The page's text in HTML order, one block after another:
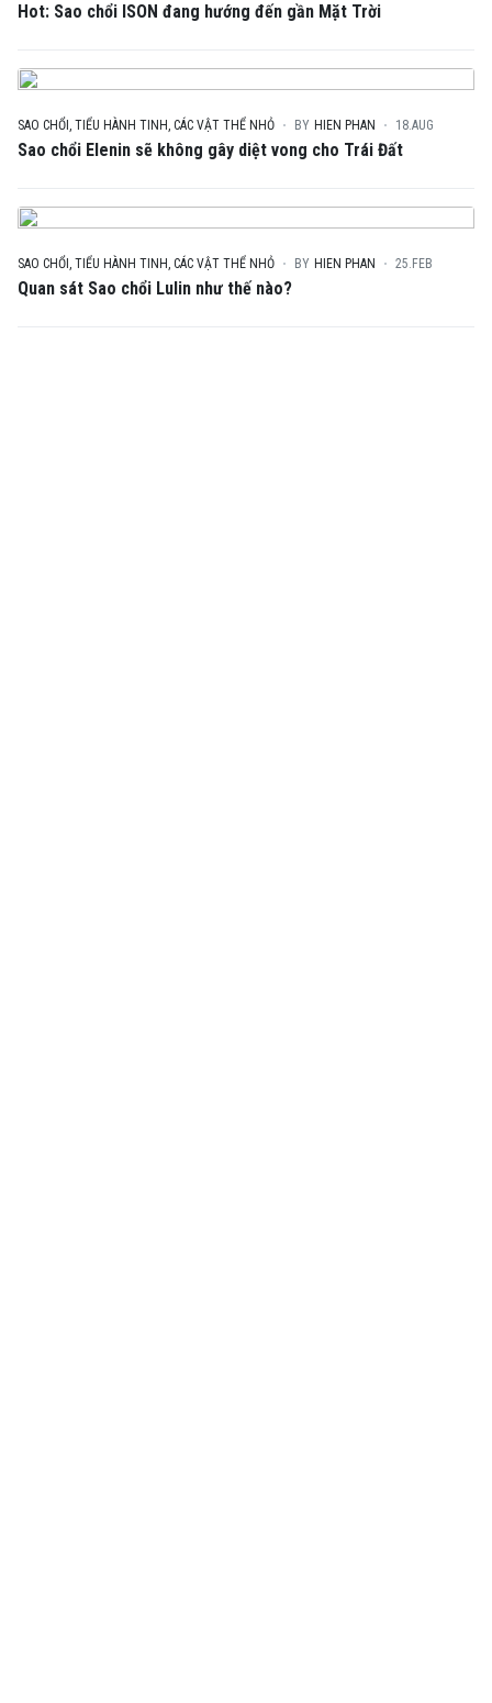
Hot: Sao chổi ISON đang hướng đến gần Mặt Trời
SAO CHỔI, TIỂU HÀNH TINH, CÁC VẬT THỂ NHỎ BY HIEN PHAN 18.AUG
Sao chổi Elenin sẽ không gây diệt vong cho Trái Đất
SAO CHỔI, TIỂU HÀNH TINH, CÁC VẬT THỂ NHỎ BY HIEN PHAN 25.FEB
Quan sát Sao chổi Lulin như thế nào?